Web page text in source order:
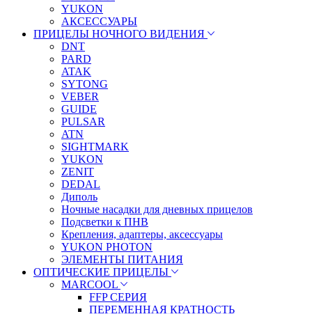
YUKON
АКСЕССУАРЫ
ПРИЦЕЛЫ НОЧНОГО ВИДЕНИЯ
DNT
PARD
ATAK
SYTONG
VEBER
GUIDE
PULSAR
ATN
SIGHTMARK
YUKON
ZENIT
DEDAL
Диполь
Ночные насадки для дневных прицелов
Подсветки к ПНВ
Крепления, адаптеры, аксессуары
YUKON PHOTON
ЭЛЕМЕНТЫ ПИТАНИЯ
ОПТИЧЕСКИЕ ПРИЦЕЛЫ
MARCOOL
FFP СЕРИЯ
ПЕРЕМЕННАЯ КРАТНОСТЬ